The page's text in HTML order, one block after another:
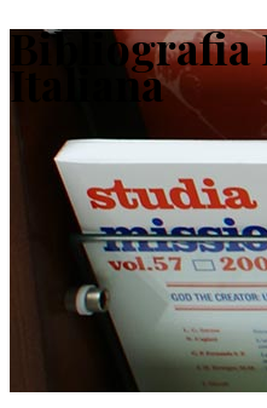
Bibliografia
Italiana